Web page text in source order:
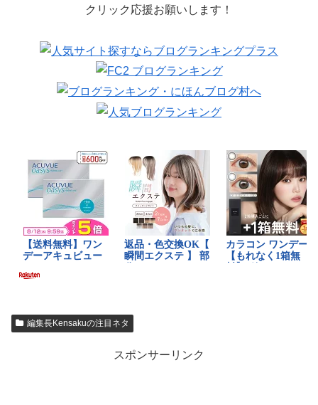
クリック応援お願いします！
編集長Kensakuの注目ネタ
スポンサーリンク